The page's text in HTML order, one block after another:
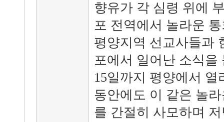
향유가 각 심령 위에
포 전역에서 놀라운
평양지역 선교사들과
포에서 일어난 소식을
15일까지 평양에서
동안에도 이 같은 놀
를 간절히 사모하며